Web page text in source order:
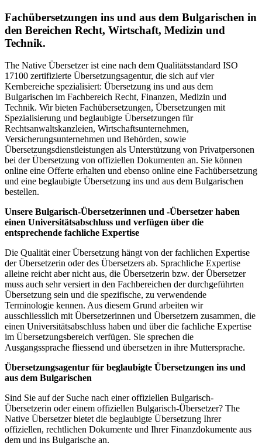
Fachübersetzungen ins und aus dem Bulgarischen in
den Bereichen Recht, Wirtschaft, Medizin und
Technik.
The Native Übersetzer ist eine nach dem Qualitätsstandard ISO
17100 zertifizierte Übersetzungsagentur, die sich auf vier
Kernbereiche spezialisiert: Übersetzung ins und aus dem
Bulgarischen im Fachbereich Recht, Finanzen, Medizin und
Technik. Wir bieten Fachübersetzungen, Übersetzungen mit
Spezialisierung und beglaubigte Übersetzungen für
Rechtsanwaltskanzleien, Wirtschaftsunternehmen,
Versicherungsunternehmen und Behörden, sowie
Übersetzungsdienstleistungen als Unterstützung von Privatpersonen
bei der Übersetzung von offiziellen Dokumenten an. Sie können
online eine Offerte erhalten und ebenso online eine Fachübersetzung
und eine beglaubigte Übersetzung ins und aus dem Bulgarischen
bestellen.
Unsere Bulgarisch-Übersetzerinnen und -Übersetzer haben
einen Universitätsabschluss und verfügen über die
entsprechende fachliche Expertise
Die Qualität einer Übersetzung hängt von der fachlichen Expertise
der Übersetzerin oder des Übersetzers ab. Sprachliche Expertise
alleine reicht aber nicht aus, die Übersetzerin bzw. der Übersetzer
muss auch sehr versiert in den Fachbereichen der durchgeführten
Übersetzung sein und die spezifische, zu verwendende
Terminologie kennen. Aus diesem Grund arbeiten wir
ausschliesslich mit Übersetzerinnen und Übersetzern zusammen, die
einen Universitätsabschluss haben und über die fachliche Expertise
im Übersetzungsbereich verfügen. Sie sprechen die
Ausgangssprache fliessend und übersetzen in ihre Muttersprache.
Übersetzungsagentur für beglaubigte Übersetzungen ins und
aus dem Bulgarischen
Sind Sie auf der Suche nach einer offiziellen Bulgarisch-
Übersetzerin oder einem offiziellen Bulgarisch-Übersetzer? The
Native Übersetzer bietet die beglaubigte Übersetzung Ihrer
offiziellen, rechtlichen Dokumente und Ihrer Finanzdokumente aus
dem und ins Bulgarische an.